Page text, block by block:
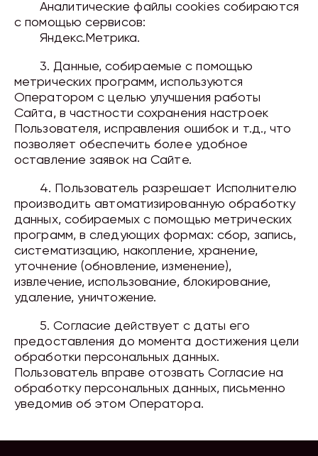
Аналитические файлы cookies собираются
с помощью сервисов:
Яндекс.Метрика.
3. Данные, собираемые с помощью
метрических программ, используются
Оператором с целью улучшения работы
Сайта, в частности сохранения настроек
Пользователя, исправления ошибок и т.д., что
позволяет обеспечить более удобное
оставление заявок на Сайте.
4. Пользователь разрешает Исполнителю
производить автоматизированную обработку
данных, собираемых с помощью метрических
программ, в следующих формах: сбор, запись,
систематизацию, накопление, хранение,
уточнение (обновление, изменение),
извлечение, использование, блокирование,
удаление, уничтожение.
5. Согласие действует с даты его
предоставления до момента достижения цели
обработки персональных данных.
Пользователь вправе отозвать Согласие на
обработку персональных данных, письменно
уведомив об этом Оператора.